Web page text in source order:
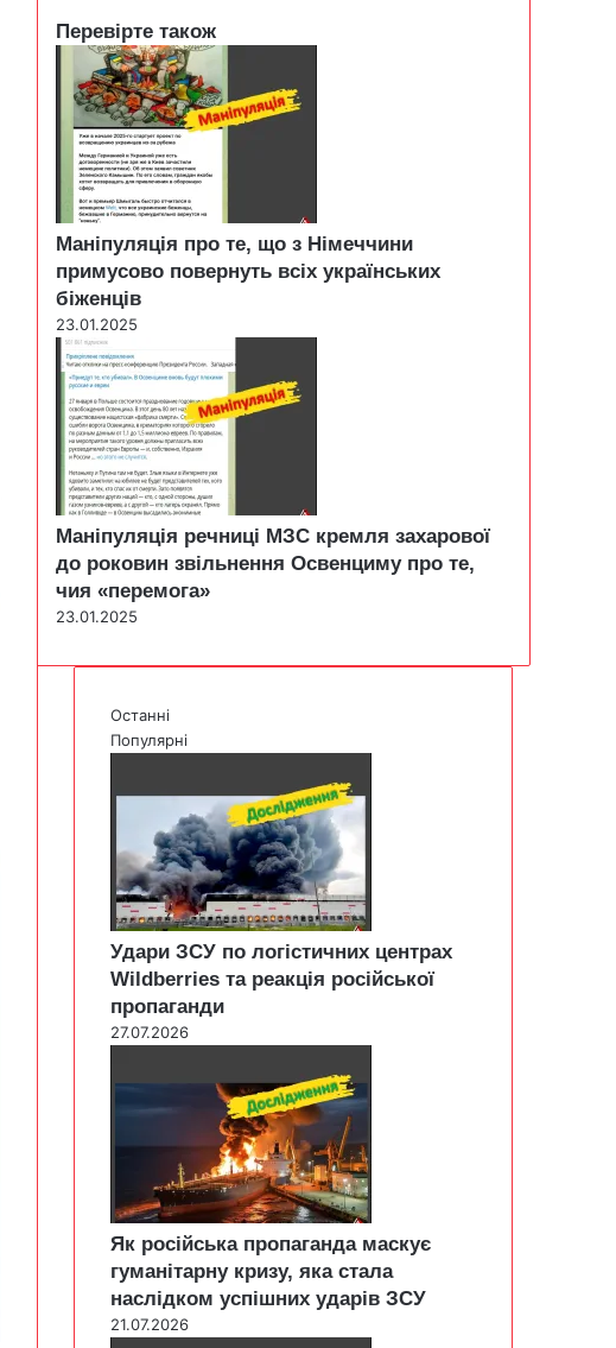
Перевірте також
Маніпуляція про те, що з Німеччини
примусово повернуть всіх українських
біженців
23.01.2025
Маніпуляція речниці МЗС кремля захарової
до роковин звільнення Освенциму про те,
чия «перемога»
23.01.2025
Останні
Популярні
Удари ЗСУ по логістичних центрах
Wildberries та реакція російської
пропаганди
27.07.2026
Як російська пропаганда маскує
гуманітарну кризу, яка стала
наслідком успішних ударів ЗСУ
21.07.2026